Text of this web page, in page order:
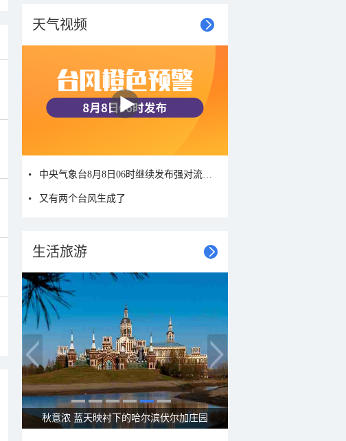
天气视频
又有两个台风生成了
生活旅游
大美新疆—帕米尔高原好风光